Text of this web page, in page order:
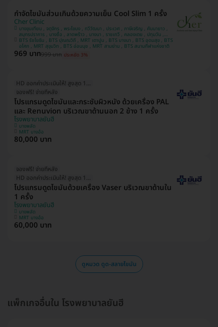
กำจัดไขมันส่วนเกินด้วยความเย็น Cool Slim 1 ครั้ง
Cher Clinic
บางขุนเทียน , จตุจักร , พระโขนง , ทวีวัฒนา , ประเวศ , ภาษีเจริญ , คันนายาว ,
สมุทรปราการ , บางซื่อ , ลาดพร้าว , บางนา , ราชเทวี , คลองเตย , ปทุมวัน ,
ลาดกระบัง , บางแค
BTS รัชโยธิน , BTS ปุณณวิถี , MRT เตาปูน , BTS บางนา , BTS อุดมสุข , BTS
อโศก , MRT สุขุมวิท , BTS อ่อนนุช , MRT สามย่าน , BTS สนามกีฬาแห่งชาติ
969 บาท999 บาท ประหยัด 3%
HD ออกค่าประเมินให้! สูงสุด 1500 บ.
จองฟรี! จ่ายทีหลัง
โปรแกรมดูดไขมันและกระชับผิวหนัง ด้วยเครื่อง PAL
และ Renuvion บริเวณขาด้านนอก 2 ข้าง 1 ครั้ง
โรงพยาบาลยันฮี
บางพลัด
MRT บางอ้อ
80,000 บาท
จองฟรี! จ่ายทีหลัง
HD ออกค่าประเมินให้! สูงสุด 1500 บ.
โปรแกรมดูดไขมันด้วยเครื่อง Vaser บริเวณขาด้านใน
1 ครั้ง
โรงพยาบาลยันฮี
บางพลัด
MRT บางอ้อ
60,000 บาท
ดูหมวด ดูด-สลายไขมัน
แพ็กเกจอื่นใน โรงพยาบาลยันฮี